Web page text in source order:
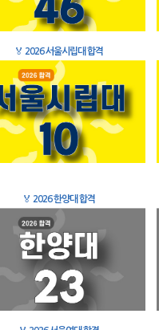
🏅 2026 서울시립대 합격
🏅 2026 한양대 합격